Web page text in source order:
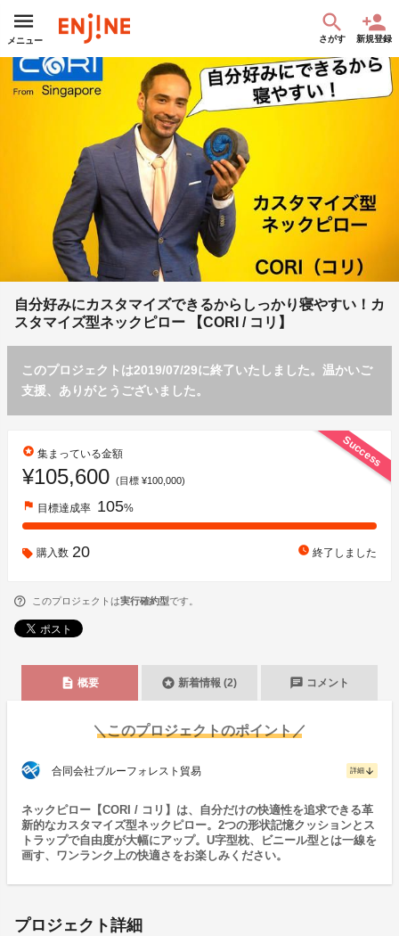
メニュー さがす 新規登録
自分好みにカスタマイズできるからしっかり寝やすい！カ
スタマイズ型ネックピロー 【CORI / コリ】
このプロジェクトは2019/07/29に終了いたしました。温かいご
支援、ありがとうございました。
Success
stars 集まっている金額
¥105,600 (目標 ¥100,000)
flag 目標達成率 105%
購入数 20 watch_later 終了しました
このプロジェクトは実行確約型です。
description 概要 stars 新着情報 (2) chat コメント
＼このプロジェクトのポイント／
合同会社ブルーフォレスト貿易 詳細 arrow_downward
ネックピロー【CORI / コリ】は、自分だけの快適性を追求できる革
新的なカスタマイズ型ネックピロー。2つの形状記憶クッションとス
トラップで自由度が大幅にアップ。U字型枕、ビニール型とは一線を
画す、ワンランク上の快適さをお楽しみください。
プロジェクト詳細